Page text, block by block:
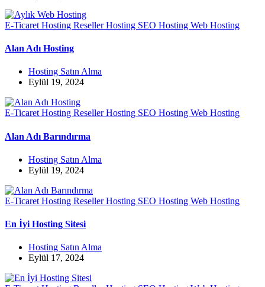
E-Ticaret Hosting Reseller Hosting SEO Hosting Web Hosting
Alan Adı Hosting
Hosting Satın Alma
Eylül 19, 2024
E-Ticaret Hosting Reseller Hosting SEO Hosting Web Hosting
Alan Adı Barındırma
Hosting Satın Alma
Eylül 19, 2024
E-Ticaret Hosting Reseller Hosting SEO Hosting Web Hosting
En İyi Hosting Sitesi
Hosting Satın Alma
Eylül 17, 2024